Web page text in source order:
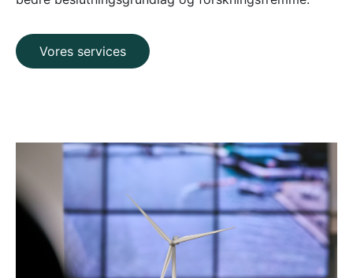
Vores services